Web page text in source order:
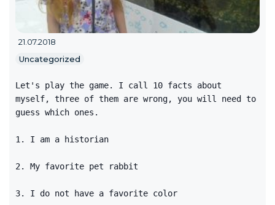
21.07.2018
Uncategorized
Let's play the game. I call 10 facts about
myself, three of them are wrong, you will need to
guess which ones.
1. I am a historian
2. My favorite pet rabbit
3. I do not have a favorite color